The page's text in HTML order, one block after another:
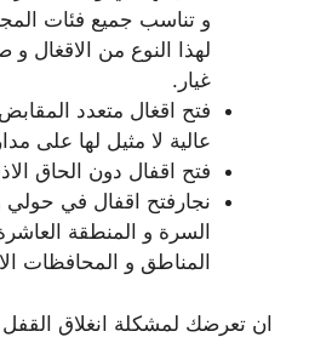
و تناسب جميع فئات
لهذا النوع من الاقغال و
غيار.
فتح اقغال متعدد
عالية لا مثيل لها على
فتح اقفال دون الحاق
نجارفتح اقفال في حولي
السرة و المنطقة
المناطق و المحافظات
ان تعرضك لمشكلة انغلاق القفل